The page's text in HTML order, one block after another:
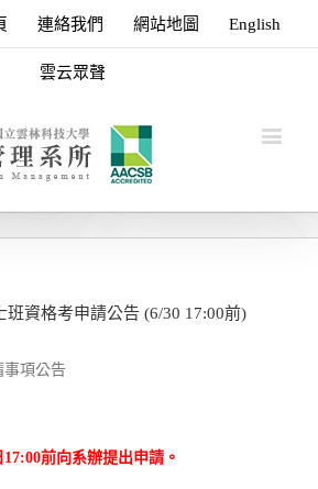
連絡我們 網站地圖 English
雲云眾聲
班資格考申請公告 (6/30 17:00前)
事項公告
17:00前向系辦提出申請。